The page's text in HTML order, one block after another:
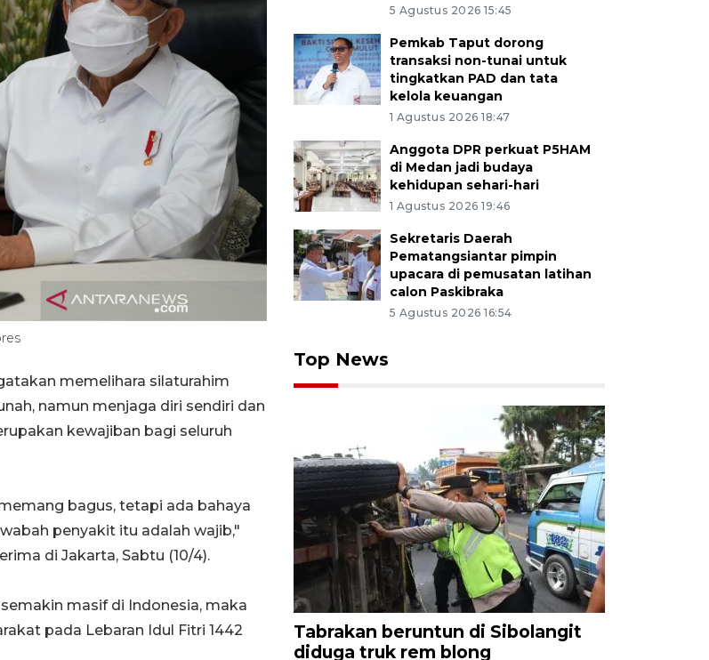
memelihara silaturahim
namun menjaga diri sendiri dan
kewajiban bagi seluruh
bagus, tetapi ada bahaya
penyakit itu adalah wajib,"
di Jakarta, Sabtu (10/4).
masif di Indonesia, maka
pada Lebaran Idul Fitri 1442
5 Agustus 2026 15:45
Pemkab Taput dorong
transaksi non-tunai untuk
tingkatkan PAD dan tata
kelola keuangan
1 Agustus 2026 18:47
Anggota DPR perkuat P5HAM
di Medan jadi budaya
kehidupan sehari-hari
1 Agustus 2026 19:46
Sekretaris Daerah
Pematangsiantar pimpin
upacara di pemusatan latihan
calon Paskibraka
5 Agustus 2026 16:54
Top News
Tabrakan beruntun di Sibolangit
diduga truk rem blong